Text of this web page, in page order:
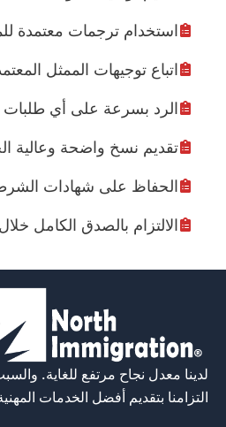
استخدام ترجمات معتمدة
اتباع توجيهات الممثل
الرد بسرعة على أي طلبات
تقديم نسخ واضحة وعالية
الحفاظ على شهادات
الالتزام بالصدق الكامل
لدينا معدل نجاح مرتفع للغاية.
التزامنا بتقديم أفضل الخدمات